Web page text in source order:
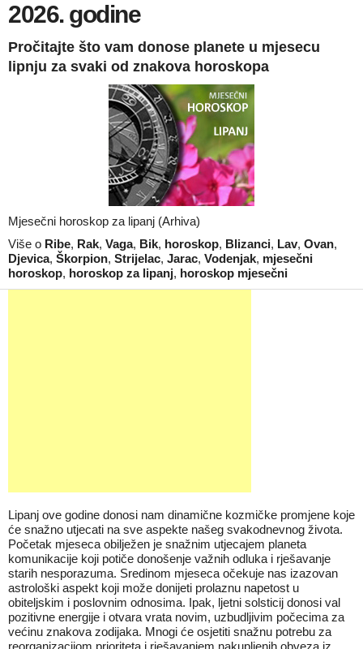
2026. godine
Pročitajte što vam donose planete u mjesecu
lipnju za svaki od znakova horoskopa
Mjesečni horoskop za lipanj (Arhiva)
Više o Ribe, Rak, Vaga, Bik, horoskop, Blizanci, Lav, Ovan,
Djevica, Škorpion, Strijelac, Jarac, Vodenjak, mjesečni
horoskop, horoskop za lipanj, horoskop mjesečni
Lipanj ove godine donosi nam dinamične kozmičke promjene koje
će snažno utjecati na sve aspekte našeg svakodnevnog života.
Početak mjeseca obilježen je snažnim utjecajem planeta
komunikacije koji potiče donošenje važnih odluka i rješavanje
starih nesporazuma. Sredinom mjeseca očekuje nas izazovan
astrološki aspekt koji može donijeti prolaznu napetost u
obiteljskim i poslovnim odnosima. Ipak, ljetni solsticij donosi val
pozitivne energije i otvara vrata novim, uzbudljivim počecima za
većinu znakova zodijaka. Mnogi će osjetiti snažnu potrebu za
reorganizacijom prioriteta i rješavanjem nakupljenih obveza iz